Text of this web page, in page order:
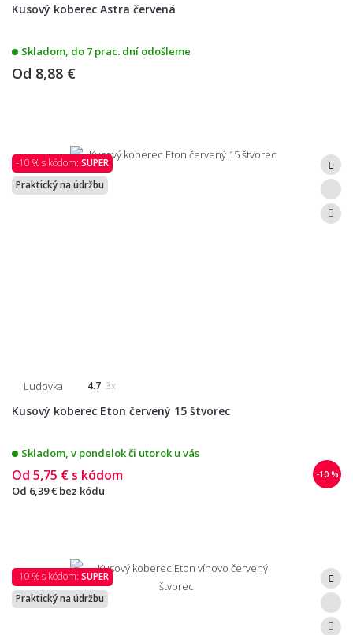
Kusový koberec Astra červená
Skladom, do 7 prac. dní odošleme
Od 8,88 €
-10 % s kódom: SUPER
Praktický na údržbu
Ľudovka 4.7 3x
Kusový koberec Eton červený 15 štvorec
Skladom, v pondelok či utorok u vás
-10 %
Od 5,75 € s kódom
Od 6,39 € bez kódu
-10 % s kódom: SUPER
Praktický na údržbu